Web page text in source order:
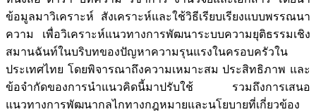
ข้อมูลมาวิเคราะห์ สังเคราะห์และใช้วิธีเรียบเรียงแบบพรรณนา
ความ เพื่อวิเคราะห์แนวทางการพัฒนาระบบความยุติธรรมเชิง
สมานฉันท์ในบริบทของปัญหาความรุนแรงในครอบครัวใน
ประเทศไทย โดยพิจารณาถึงความเหมาะสม ประสิทธิภาพ และ
ข้อจำกัดของการนำแนวคิดนี้มาปรับใช้ รวมถึงการเสนอ
แนวทางการพัฒนากลไกทางกฎหมายและนโยบายที่เกี่ยวข้อง